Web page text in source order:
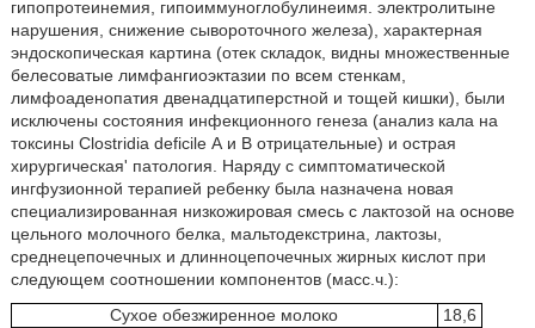
гипопротеинемия, гипоиммуноглобулинеимя. электролитыне
нарушения, снижение сывороточного железа), характерная
эндоскопическая картина (отек складок, видны множественные
белесоватые лимфангиоэктазии по всем стенкам,
лимфоаденопатия двенадцатиперстной и тощей кишки), были
исключены состояния инфекционного генеза (анализ кала на
токсины Clostridia deficile А и В отрицательные) и острая
хирургическая' патология. Наряду с симптоматической
ингфузионной терапией ребенку была назначена новая
специализированная низкожировая смесь с лактозой на основе
цельного молочного белка, мальтодекстрина, лактозы,
среднецепочечных и длинноцепочечных жирных кислот при
следующем соотношении компонентов (масс.ч.):
Сухое обезжиренное молоко
18,6